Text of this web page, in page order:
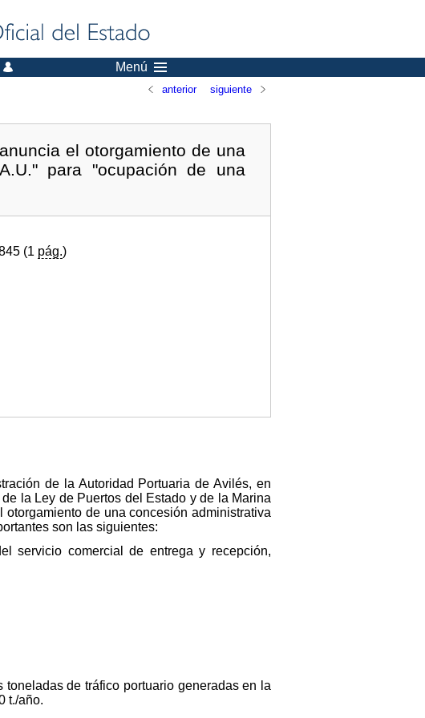
Menú
anterior siguiente
el otorgamiento de una
para "ocupación de una
(1 pág.)
de la Autoridad Portuaria de Avilés, en
la Ley de Puertos del Estado y de la Marina
de una concesión administrativa
son las siguientes:
servicio comercial de entrega y recepción,
de tráfico portuario generadas en la
t./año.